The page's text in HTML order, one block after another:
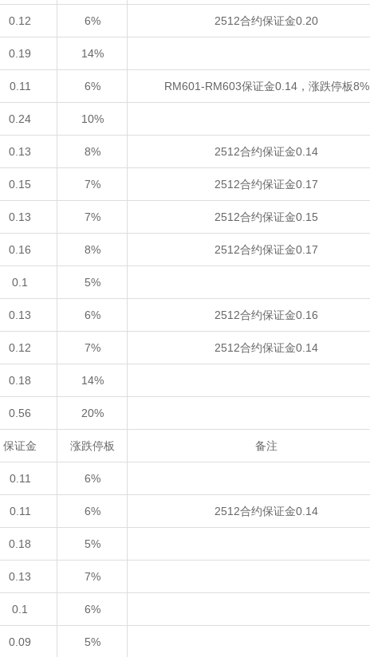
0.12 6% 2512合约保证金0.20
0.19 14%
0.11 6% RM601-RM603保证金0.14，涨跌停板8%
0.24 10%
0.13 8% 2512合约保证金0.14
0.15 7% 2512合约保证金0.17
0.13 7% 2512合约保证金0.15
0.16 8% 2512合约保证金0.17
0.1 5%
0.13 6% 2512合约保证金0.16
0.12 7% 2512合约保证金0.14
0.18 14%
0.56 20%
保证金 涨跌停板 备注
0.11 6%
0.11 6% 2512合约保证金0.14
0.18 5%
0.13 7%
0.1 6%
0.09 5%